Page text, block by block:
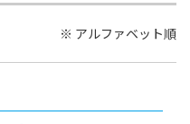
アルファベット順